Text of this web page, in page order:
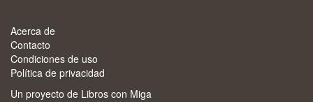
Acerca de
Contacto
Condiciones de uso
Política de privacidad
Un proyecto de Libros con Miga